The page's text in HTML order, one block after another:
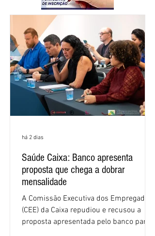
Saúde Caixa: Banco apresenta
proposta que chega a dobrar
mensalidade
A Comissão Executiva dos Empregados
(CEE) da Caixa repudiou e recusou a
proposta apresentada pelo banco para o
há 2 dias